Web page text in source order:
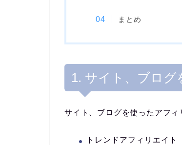
まとめ
1. サイト、ブログ
サイト、ブログを使ったアフィ
トレンドアフィリエイト